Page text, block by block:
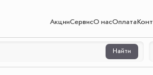
АкцииСервисО насОплата
Найти